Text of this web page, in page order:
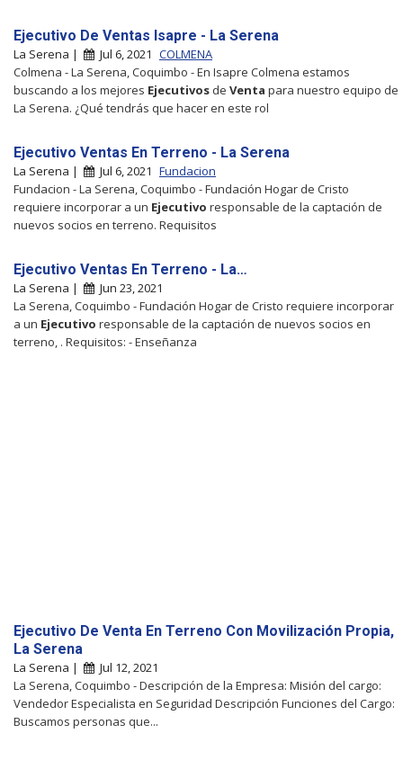
Ejecutivo De Ventas Isapre - La Serena
La Serena | Jul 6, 2021 COLMENA
Colmena - La Serena, Coquimbo - En Isapre Colmena estamos
buscando a los mejores Ejecutivos de Venta para nuestro equipo de
La Serena. ¿Qué tendrás que hacer en este rol
Ejecutivo Ventas En Terreno - La Serena
La Serena | Jul 6, 2021 Fundacion
Fundacion - La Serena, Coquimbo - Fundación Hogar de Cristo
requiere incorporar a un Ejecutivo responsable de la captación de
nuevos socios en terreno. Requisitos
Ejecutivo Ventas En Terreno - La…
La Serena |
Jun 23, 2021
La Serena, Coquimbo - Fundación Hogar de Cristo requiere incorporar
a un Ejecutivo responsable de la captación de nuevos socios en
terreno, . Requisitos: - Enseñanza
Ejecutivo De Venta En Terreno Con Movilización Propia,
La Serena
La Serena |
Jul 12, 2021
La Serena, Coquimbo - Descripción de la Empresa: Misión del cargo:
Vendedor Especialista en Seguridad Descripción Funciones del Cargo:
Buscamos personas que...